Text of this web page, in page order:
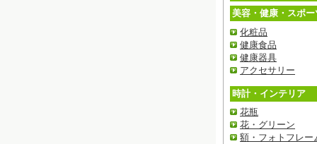
美容・健康・スポ
化粧品
健康食品
健康器具
アクセサリー
時計・インテリア
花瓶
花・グリーン
額・フォトフレー